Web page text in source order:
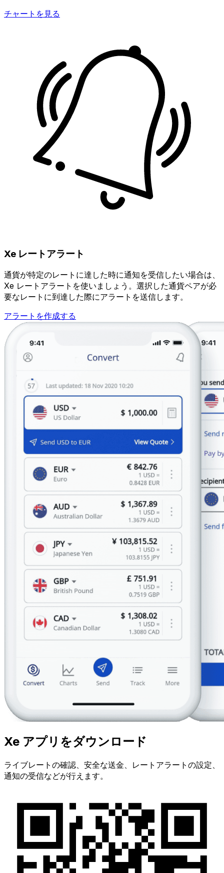
チャートを見る
Xe レートアラート
通貨が特定のレートに達した時に通知を受信したい場合は、
Xe レートアラートを使いましょう。選択した通貨ペアが必
要なレートに到達した際にアラートを送信します。
アラートを作成する
Xe アプリをダウンロード
ライブレートの確認、安全な送金、レートアラートの設定、
通知の受信などが行えます。